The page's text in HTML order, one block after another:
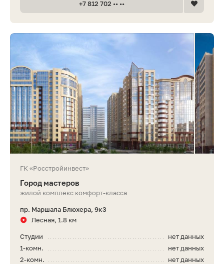
+7 812 702 •• ••
ГК «Росстройинвест»
Город мастеров
жилой комплекс комфорт-класса
пр. Маршала Блюхера, 9к3
Лесная, 1.8 км
нет данных
Студии
нет данных
1-комн.
нет данных
2-комн.